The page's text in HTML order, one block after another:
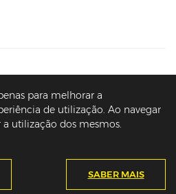
para melhorar a
de utilização. Ao navegar
utilização dos mesmos.
SABER MAIS
PORTUGUESA - ARQUIVO - MARCELO